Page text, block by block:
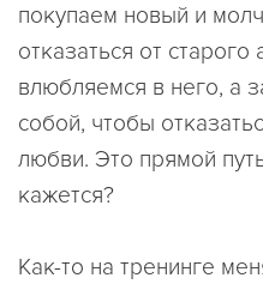
покупаем новый и
отказаться от старого
влюбляемся в него, а
собой, чтобы
любви. Это прямой
кажется?
Как-то на тренинге